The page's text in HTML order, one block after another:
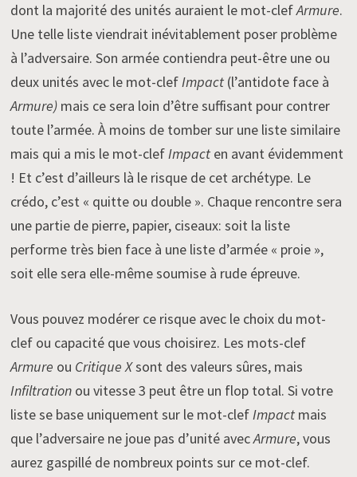
dont la majorité des unités auraient le mot-clefArmure.
Une telle liste viendrait inévitablement poser problème
à l’adversaire. Son armée contiendra peut-être une ou
deux unités avec le mot-clefImpact (l’antidote face à
Armure) mais ce sera loin d’être suffisant pour contrer
toute l’armée. À moins de tomber sur une liste similaire
mais qui a mis le mot-clefImpact en avant évidemment
! Et c’est d’ailleurs là le risque de cet archétype. Le
crédo, c’est « quitte ou double ». Chaque rencontre sera
une partie de pierre, papier, ciseaux: soit la liste
performe très bien face à une liste d’armée « proie »,
soit elle sera elle-même soumise à rude épreuve.
Vous pouvez modérer ce risque avec le choix du mot-
clef ou capacité que vous choisirez. Les mots-clef
Armure ou Critique Xsont des valeurs sûres, mais
Infiltration ou vitesse 3 peut être un flop total. Si votre
liste se base uniquement sur le mot-clefImpact mais
que l’adversaire ne joue pas d’unité avecArmure, vous
aurez gaspillé de nombreux points sur ce mot-clef.